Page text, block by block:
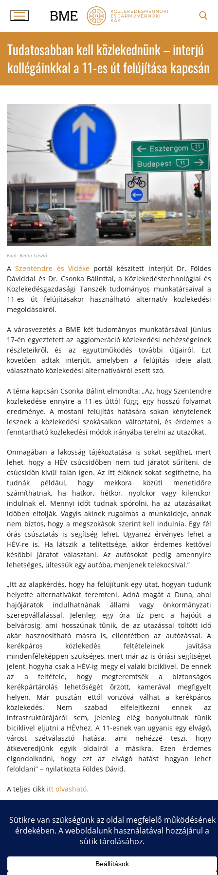
Tudatosabban kell közlekednünk – interjú
kollégáinkkal a 11-es út felújítása kapcsán
Fotó: Bellai László
ASzentendre és Vidéke portál készített interjút Dr. Földes
Dáviddal és Dr. Csonka Bálinttal, a Közlekedéstechnológiai és
Közlekedésgazdasági Tanszék tudományos munkatársaival a
11-es út felújításakor használható alternatív közlekedési
megoldásokról.
A városvezetés a BME két tudományos munkatársával június
17-én egyeztetett az agglomeráció közlekedési nehézségeinek
részleteikről, és az együttműködés további útjairól. Ezt
követően adtak interjút, amelyben a felújítás ideje alatt
választható közlekedési alternatívákról esett szó.
A téma kapcsán Csonka Bálint elmondta: „Az, hogy Szentendre
közlekedése ennyire a 11-es úttól függ, egy hosszú folyamat
eredménye. A mostani felújítás hatására sokan kénytelenek
lesznek a közlekedési szokásaikon változtatni, és érdemes a
fenntartható közlekedési módok irányába terelni az utazókat.
Önmagában a lakosság tájékoztatása is sokat segíthet, mert
lehet, hogy a HÉV csúcsidőben nem tud járatot sűríteni, de
csúcsidőn kívül talán igen. Az itt élőknek sokat segíthetne, ha
tudnák például, hogy mekkora közúti menetidőre
számíthatnak, ha hatkor, hétkor, nyolckor vagy kilenckor
indulnak el. Mennyi időt tudnak spórolni, ha az utazásaikat
időben eltolják. Vagyis akinek rugalmas a munkaideje, annak
nem biztos, hogy a megszokások szerint kell indulnia. Egy fél
órás csúsztatás is segítség lehet. Ugyanez érvényes lehet a
HÉV-re is. Ha látszik a telítettsége, akkor érdemes kettővel
későbbi járatot választani. Az autósokat pedig amennyire
lehetséges, ültessük egy autóba, menjenek telekocsival.”
„Itt az alapkérdés, hogy ha felújítunk egy utat, hogyan tudunk
helyette alternatívákat teremteni. Adná magát a Duna, ahol
hajójáratok indulhatnának állami vagy önkormányzati
szerepvállalással. Jelenleg egy óra tíz perc a hajóút a
belvárosig, ami hosszúnak tűnik, de az utazással töltött idő
akár hasznosítható másra is, ellentétben az autózással. A
kerékpáros közlekedés feltételeinek javítása
mindenféleképpen szükséges, mert már az is óriási segítséget
jelent, hogyha csak a HÉV-ig megy el valaki biciklivel. De ennek
az a feltétele, hogy megteremtsék a biztonságos
kerékpártárolás lehetőségét őrzött, kamerával megfigyelt
helyen. Már pusztán ettől vonzóvá válhat a kerékpáros
közlekedés. Nem szabad elfelejtkezni ennek az
infrastruktúrájáról sem, jelenleg elég bonyolultnak tűnik
biciklivel eljutni a HÉVhez. A 11-esnek van ugyanis egy elvágó,
várost szétválasztó hatása, ami nehézzé teszi, hogy
átkeveredjünk egyik oldalról a másikra. Ezen érdemes
elgondolkodni, hogy ezt az elvágó hatást hogyan lehet
feloldani” – nyilatkozta Földes Dávid.
A teljes cikk itt olvasható.
Copyright © 2026 Közlekedésmérnöki és Járműmérnöki Kar